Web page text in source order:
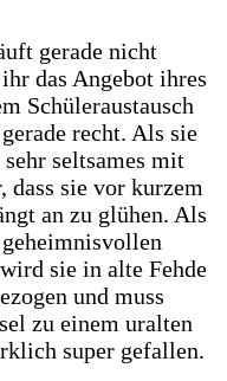
gerade nicht
das Angebot ihres
Schüleraustausch
recht. Als sie
seltsames mit
sie vor kurzem
an zu glühen. Als
geheimnisvollen
sie in alte Fehde
und muss
zu einem uralten
super gefallen.